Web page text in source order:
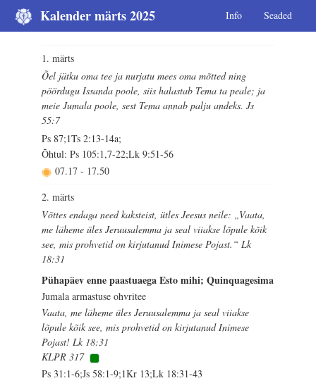
Kalender märts 2025 Info Seaded
1. märts
Õel jätku oma tee ja nurjatu mees oma mõtted ning
pöördugu Issanda poole, siis halastab Tema ta peale; ja
meie Jumala poole, sest Tema annab palju andeks. Js
55:7
Ps 87;1Ts 2:13-14a;
Õhtul: Ps 105:1,7-22;Lk 9:51-56
07.17 - 17.50
2. märts
Võttes endaga need kaksteist, ütles Jeesus neile: „Vaata,
me läheme üles Jeruusalemma ja seal viiakse lõpule kõik
see, mis prohvetid on kirjutanud Inimese Pojast.“ Lk
18:31
Pühapäev enne paastuaega Esto mihi; Quinquagesima
Jumala armastuse ohvritee
Vaata, me läheme üles Jeruusalemma ja seal viiakse
lõpule kõik see, mis prohvetid on kirjutanud Inimese
Pojast! Lk 18:31
KLPR 317
Ps 31:1-6;Js 58:1-9;1Kr 13;Lk 18:31-43